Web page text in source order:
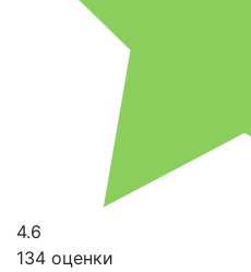
4.6
134 оценки